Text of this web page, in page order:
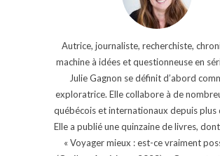
Autrice, journaliste, recherchiste,
machine à idées et questionneuse en
Julie Gagnon se définit d’abord
exploratrice. Elle collabore à de
québécois et internationaux depuis plus
Elle a publié une quinzaine de livres,
« Voyager mieux : est-ce vraiment